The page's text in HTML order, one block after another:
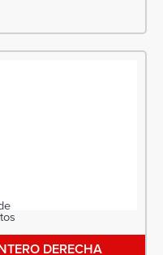
DERECHA